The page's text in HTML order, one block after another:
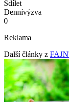
Sdílet
Dennívýzva
0
Reklama
Další články z